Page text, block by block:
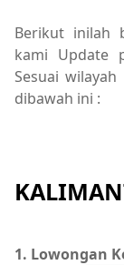
Berikut inilah
kami Update
Sesuai
dibawah ini :
1. Lowongan